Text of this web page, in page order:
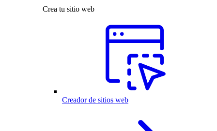
Crea tu sitio web
Creador de sitios web